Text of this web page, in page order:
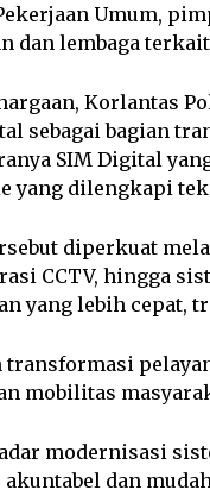
Umum,
dan lembaga
Korlantas
sebagai bagian
SIM Digital
yang dilengkapi
diperkuat
CCTV, hingga
yang lebih cepat,
transformasi
mobilitas
modernisasi
dan